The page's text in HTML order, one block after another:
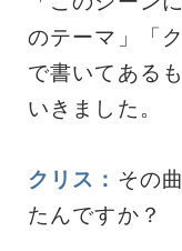
のテーマ」「
で書いてある
いきました。
クリス： その
たんですか？